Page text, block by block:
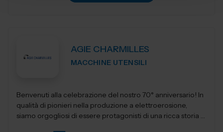
AGIE CHARMILLES
MACCHINE UTENSILI
Benvenuti alla celebrazione del nostro 70° anniversario! In
qualità di pionieri nella produzione a elettroerosione,
siamo orgogliosi di essere protagonisti di una ricca storia e